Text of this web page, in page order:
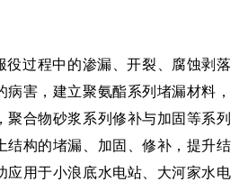
役过程中的渗漏、开裂、腐蚀剥落
害，建立聚氨酯系列堵漏材料，
聚合物砂浆系列修补与加固等系列
结构的堵漏、加固、修补，提升结
应用于小浪底水电站、大河家水电